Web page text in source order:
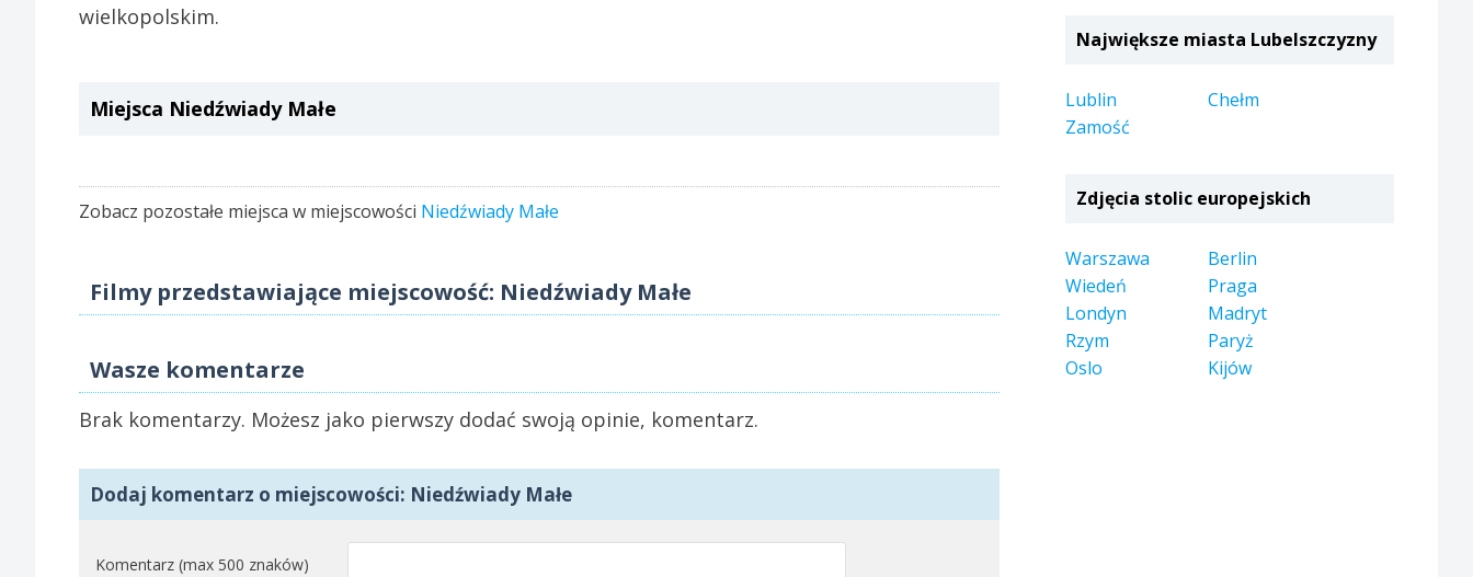
wielkopolskim.
Miejsca Niedźwiady Małe
Zobacz pozostałe miejsca w miejscowości Niedźwiady Małe
Filmy przedstawiające miejscowość: Niedźwiady Małe
Wasze komentarze
Brak komentarzy. Możesz jako pierwszy dodać swoją opinie, komentarz.
Dodaj komentarz o miejscowości: Niedźwiady Małe
Komentarz (max 500 znaków)
Największe miasta Lubelszczyzny
Lublin
Chełm
Zamość
Zdjęcia stolic europejskich
Warszawa
Berlin
Wiedeń
Praga
Londyn
Madryt
Rzym
Paryż
Oslo
Kijów